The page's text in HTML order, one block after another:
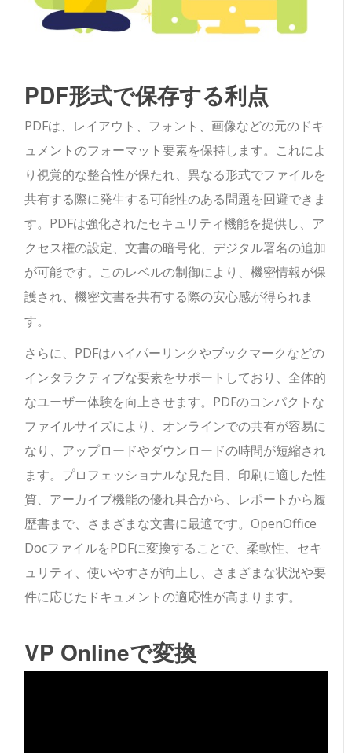
PDF形式で保存する利点
PDFは、レイアウト、フォント、画像などの元のドキ
ュメントのフォーマット要素を保持します。これによ
り視覚的な整合性が保たれ、異なる形式でファイルを
共有する際に発生する可能性のある問題を回避できま
す。PDFは強化されたセキュリティ機能を提供し、ア
クセス権の設定、文書の暗号化、デジタル署名の追加
が可能です。このレベルの制御により、機密情報が保
護され、機密文書を共有する際の安心感が得られま
す。
さらに、PDFはハイパーリンクやブックマークなどの
インタラクティブな要素をサポートしており、全体的
なユーザー体験を向上させます。PDFのコンパクトな
ファイルサイズにより、オンラインでの共有が容易に
なり、アップロードやダウンロードの時間が短縮され
ます。プロフェッショナルな見た目、印刷に適した性
質、アーカイブ機能の優れ具合から、レポートから履
歴書まで、さまざまな文書に最適です。OpenOffice
DocファイルをPDFに変換することで、柔軟性、セキ
ュリティ、使いやすさが向上し、さまざまな状況や要
件に応じたドキュメントの適応性が高まります。
VP Onlineで変換